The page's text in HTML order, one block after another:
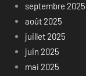
septembre 2025
août 2025
juillet 2025
juin 2025
mai 2025